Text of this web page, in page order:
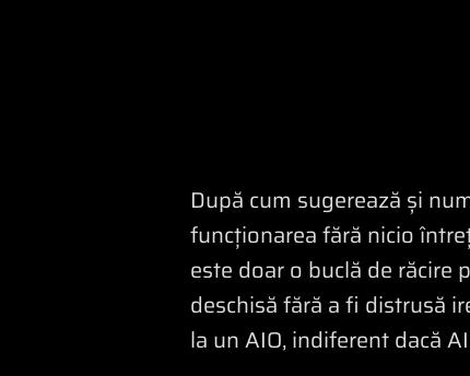
După cum sugerează și
funcționarea fără nicio
este doar o buclă de răcire
deschisă fără a fi distrusă
la un AIO, indiferent dacă